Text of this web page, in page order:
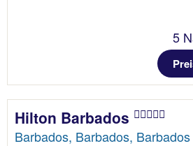
5
Hilton Barbados
Barbados, Barbados, Barbados